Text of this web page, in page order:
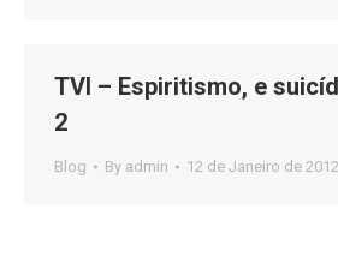
TVI – Espiritismo, e
2
Blog By admin 12 de Janeiro de 2012